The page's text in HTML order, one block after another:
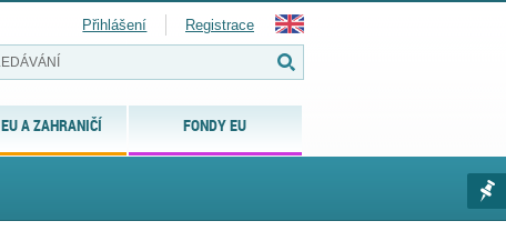
EU A ZAHRANIČÍ FONDY EU
Přihlášení Registrace